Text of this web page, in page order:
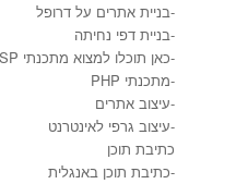
-בניית אתרים על דרופל
-בניית דפי נחיתה
-כאן תוכלו למצוא מתכנתי ASP ו ASPX
-מתכנתי PHP
-עיצוב אתרים
-עיצוב גרפי לאינטרנט
כתיבת תוכן
-כתיבת תוכן באנגלית